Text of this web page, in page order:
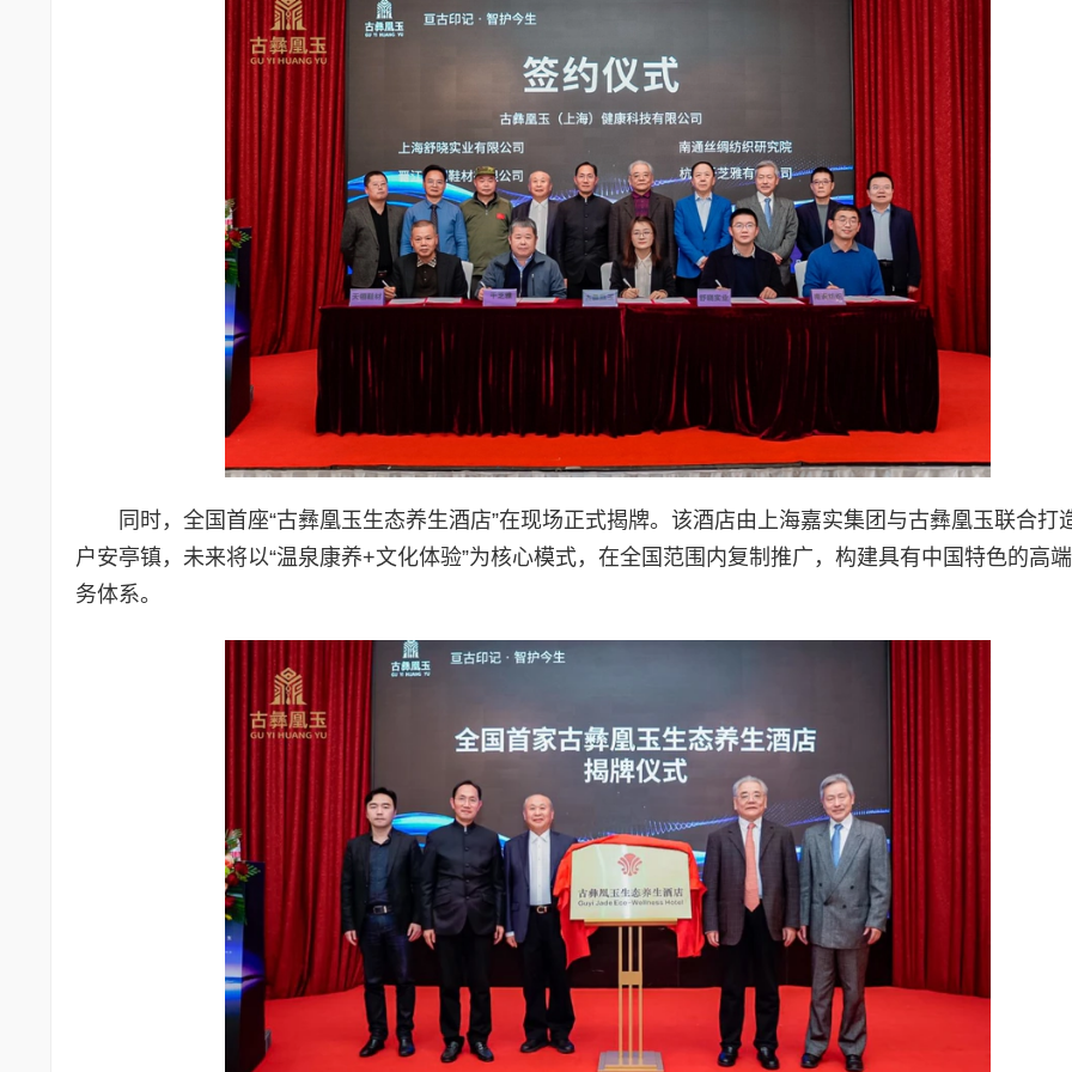
同时，全国首座“古彝凰玉生态养生酒店”在现场正式揭牌。该酒店由上海嘉实集团与古彝凰玉联合打
户安亭镇，未来将以“温泉康养+文化体验”为核心模式，在全国范围内复制推广，构建具有中国特色的高
务体系。